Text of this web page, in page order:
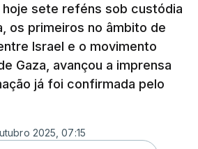
hoje sete reféns sob custódia
os primeiros no âmbito de
Israel e o movimento
Gaza, avançou a imprensa
já foi confirmada pelo
2025, 07:15